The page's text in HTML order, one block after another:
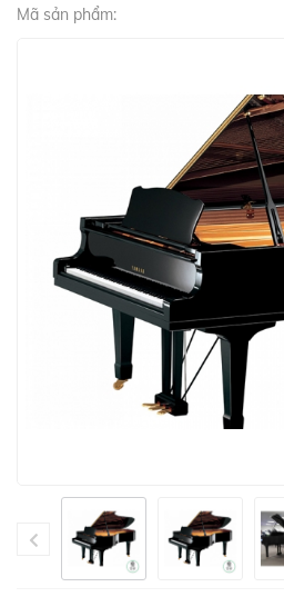
Mã sản phẩm: